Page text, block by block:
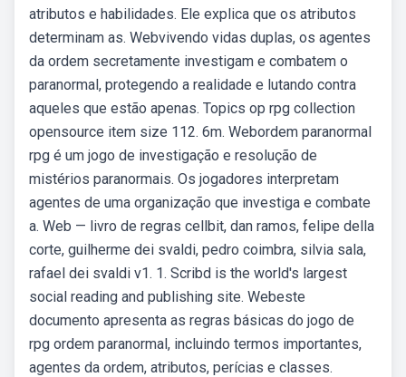
atributos e habilidades. Ele explica que os atributos
determinam as. Webvivendo vidas duplas, os agentes
da ordem secretamente investigam e combatem o
paranormal, protegendo a realidade e lutando contra
aqueles que estão apenas. Topics op rpg collection
opensource item size 112. 6m. Webordem paranormal
rpg é um jogo de investigação e resolução de
mistérios paranormais. Os jogadores interpretam
agentes de uma organização que investiga e combate
a. Web — livro de regras cellbit, dan ramos, felipe della
corte, guilherme dei svaldi, pedro coimbra, silvia sala,
rafael dei svaldi v1. 1. Scribd is the world's largest
social reading and publishing site. Webeste
documento apresenta as regras básicas do jogo de
rpg ordem paranormal, incluindo termos importantes,
agentes da ordem, atributos, perícias e classes.